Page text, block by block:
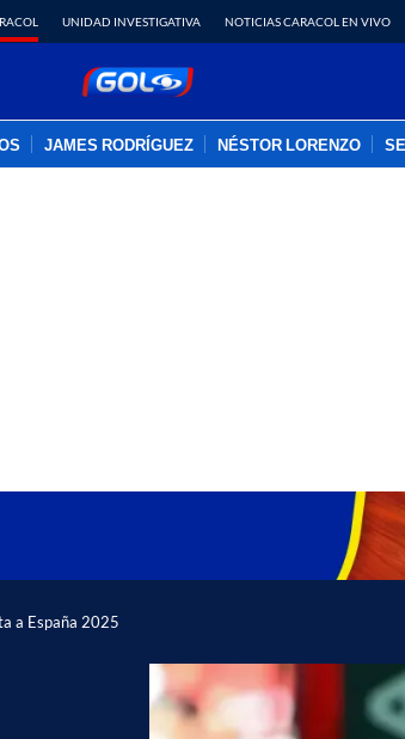
UNIDAD INVESTIGATIVA NOTICIAS CARACOL EN VIVO
JAMES RODRÍGUEZ NÉSTOR LORENZO
a España 2025